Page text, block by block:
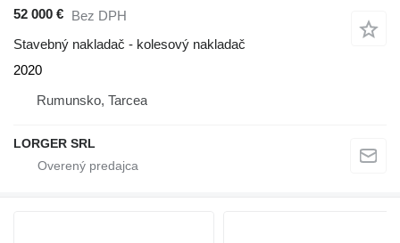
52 000 € Bez DPH
Stavebný nakladač - kolesový nakladač
2020
Rumunsko, Tarcea
LORGER SRL